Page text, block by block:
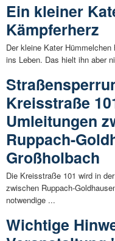
Ein kleiner
Kämpferherz
Der kleine Kater
ins Leben. Das hielt ihn aber
Kreisstraße
Umleitungen
Ruppach-
Großholbach
Die Kreisstraße 101 wird in
zwischen Ruppach-
notwendige ...
Wichtige